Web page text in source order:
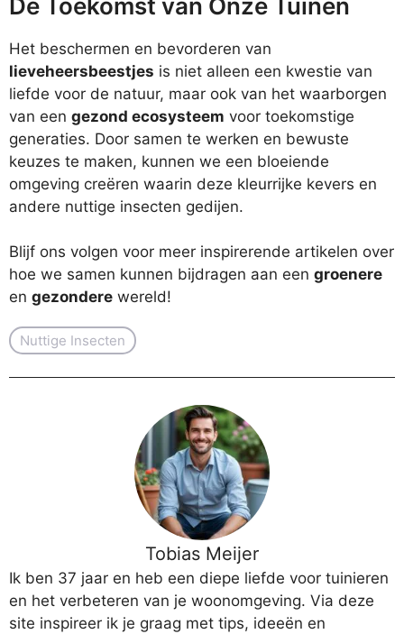
De Toekomst van Onze Tuinen
Het beschermen en bevorderen van
lieveheersbeestjes is niet alleen een kwestie van
liefde voor de natuur, maar ook van het waarborgen
van een gezond ecosysteem voor toekomstige
generaties. Door samen te werken en bewuste
keuzes te maken, kunnen we een bloeiende
omgeving creëren waarin deze kleurrijke kevers en
andere nuttige insecten gedijen.
Blijf ons volgen voor meer inspirerende artikelen over
hoe we samen kunnen bijdragen aan een groenere
en gezondere wereld!
Nuttige Insecten
Tobias Meijer
Ik ben 37 jaar en heb een diepe liefde voor tuinieren
en het verbeteren van je woonomgeving. Via deze
site inspireer ik je graag met tips, ideeën en